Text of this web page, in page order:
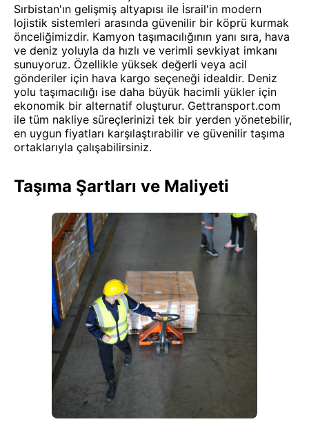
Sırbistan'ın gelişmiş altyapısı ile İsrail'in modern
lojistik sistemleri arasında güvenilir bir köprü kurmak
önceliğimizdir. Kamyon taşımacılığının yanı sıra, hava
ve deniz yoluyla da hızlı ve verimli sevkiyat imkanı
sunuyoruz. Özellikle yüksek değerli veya acil
gönderiler için hava kargo seçeneği idealdir. Deniz
yolu taşımacılığı ise daha büyük hacimli yükler için
ekonomik bir alternatif oluşturur. Gettransport.com
ile tüm nakliye süreçlerinizi tek bir yerden yönetebilir,
en uygun fiyatları karşılaştırabilir ve güvenilir taşıma
ortaklarıyla çalışabilirsiniz.
Taşıma Şartları ve Maliyeti